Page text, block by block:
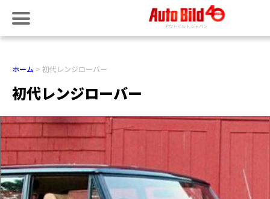
ホーム 初代レンジローバー
初代レンジローバー